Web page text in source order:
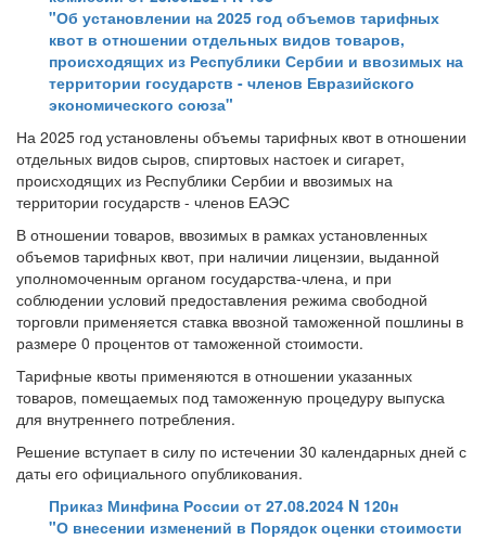
"Об установлении на 2025 год объемов тарифных
квот в отношении отдельных видов товаров,
происходящих из Республики Сербии и ввозимых на
территории государств - членов Евразийского
экономического союза"
На 2025 год установлены объемы тарифных квот в отношении
отдельных видов сыров, спиртовых настоек и сигарет,
происходящих из Республики Сербии и ввозимых на
территории государств - членов ЕАЭС
В отношении товаров, ввозимых в рамках установленных
объемов тарифных квот, при наличии лицензии, выданной
уполномоченным органом государства-члена, и при
соблюдении условий предоставления режима свободной
торговли применяется ставка ввозной таможенной пошлины в
размере 0 процентов от таможенной стоимости.
Тарифные квоты применяются в отношении указанных
товаров, помещаемых под таможенную процедуру выпуска
для внутреннего потребления.
Решение вступает в силу по истечении 30 календарных дней с
даты его официального опубликования.
Приказ Минфина России от 27.08.2024 N 120н
"О внесении изменений в Порядок оценки стоимости